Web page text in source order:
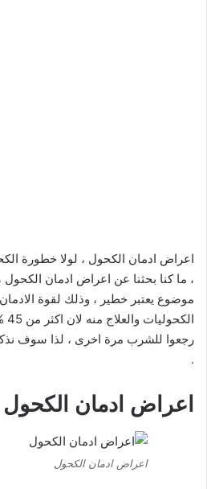
اعراض ادمان الكحول ، لولا خطورة
، ما كنا بحثنا عن اعراض ادمان
موضوع يعتبر خطير ، وذلك لقوة
رجعوا للشرب مرة اخرى ، لذا سوف
.
اعراض ادمان الكحول
اعراض ادمان الكحول